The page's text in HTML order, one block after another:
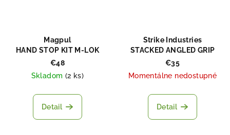
HAND STOP KIT M-LOK
Magpul
€48
Skladom (2 ks)
Detail
STACKED ANGLED GRIP
WITH CABLE
PICATINNY
Strike Industries
€35
Momentálne nedostupné
Detail